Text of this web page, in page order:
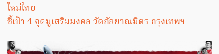
ใหม่ไทย
ชี้เป้า 4 จุดมูเสริมมงคล วัดกัลยาณมิตร กรุงเทพฯ